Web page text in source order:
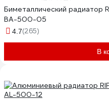
Биметаллический радиатор
BA-500-05
4.7(265)
В